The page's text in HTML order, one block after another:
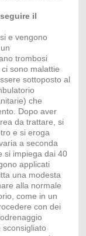
il
e vengono
trombosi
sono malattie
sottoposto al
che
Dopo aver
da trattare, si
e si eroga
a seconda
si impiega dai 40
applicati
una modesta
alla normale
come in un
con dei
sconsigliato